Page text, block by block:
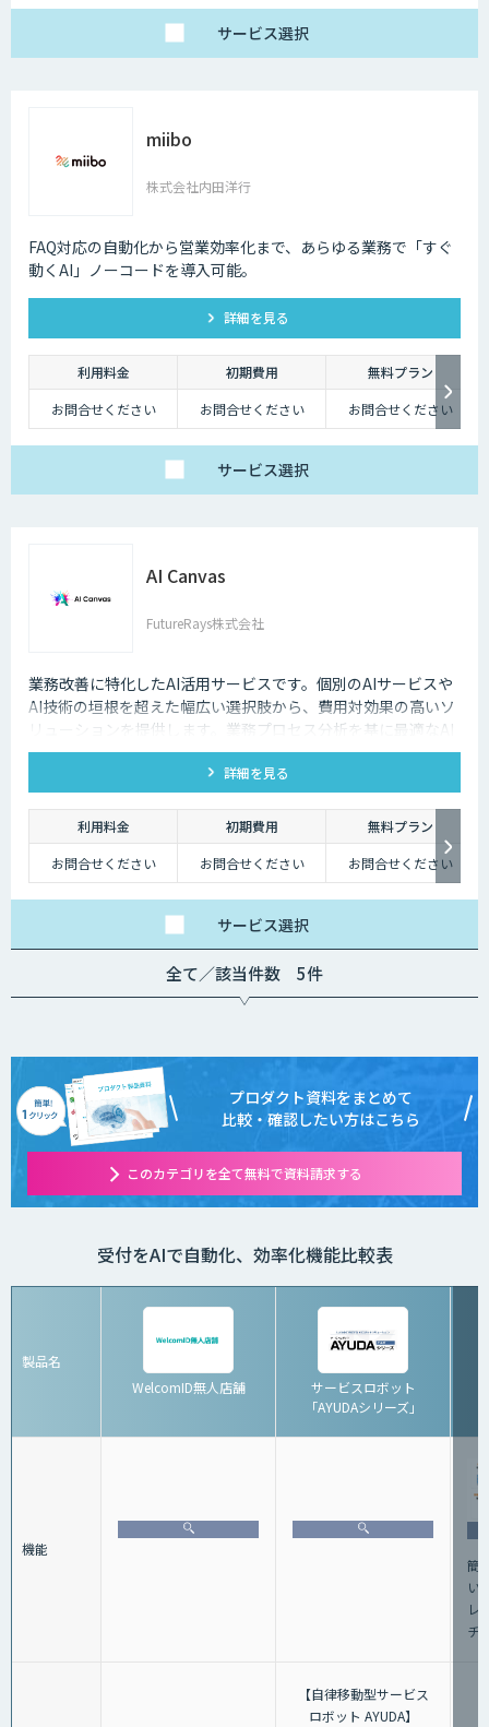
サービス選択
miibo
株式会社内田洋行
FAQ対応の自動化から営業効率化まで、あらゆる業務で「すぐ
動くAI」ノーコードを導入可能。
詳細を見る
利用料金 初期費用
無料プラン
お問合せください
お問合せください お問合せください
サービス選択
AI Canvas
FutureRays株式会社
業務改善に特化したAI活用サービスです。個別のAIサービスや
AI技術の垣根を超えた幅広い選択肢から、費用対効果の高いソ
リューションを提供します。​業務プロセス分析を基に最適なAI
活用を提案し、システムへのAI機能搭載を実現します。 ​課題整
理から導入後の運用まで伴走し、現実的な成果を追求します。​
販売管理システムや受注メール解析など、具体的な業務課題解
決に対応し、効率化と品質向上を支援します。
詳細を見る
利用料金 初期費用
無料プラン
お問合せください
お問合せください お問合せください
サービス選択
全て／該当件数 5件
プロダクト資料をまとめて
比較・確認したい方はこちら
このカテゴリを全て無料で資料請求する
受付をAIで自動化、効率化機能比較表
製品名
WelcomID無人店舗
サービスロボット
「AYUDAシリーズ」
機能
簡
い
レ
チ
【自律移動型サービス
ロボット AYUDA】